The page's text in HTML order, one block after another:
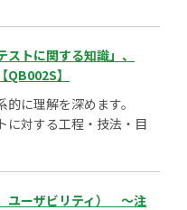
トに関する知識」、
QB002S】
に理解を深めます。
に対する工程・技法・目
ユーザビリティ） ～注